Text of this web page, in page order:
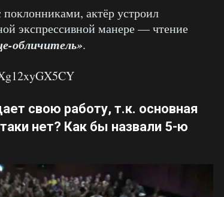
актёр устроил
экспрессивной манере — чтение
обличитель».
свою работу, т.к. основная
нет? Как бы назвали 5-ю